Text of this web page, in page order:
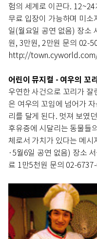
험의 세계로 이끈다.
무료 입장이 가능하며 미소
일(월요일 공연 없음) 장소
원, 3만원, 2만원 문의 02-
http://
어린이 뮤지컬 - 여우의 꼬
우연한 사건으로 꼬리가
은 여우의 꼬임에 넘어가
리를 달게 된다. 멋져 보였
후유증에 시달리는 동물들
체로서 가치가 있다는 메시
·5월6일 공연 없음) 장소
료 1만5천원 문의 02-